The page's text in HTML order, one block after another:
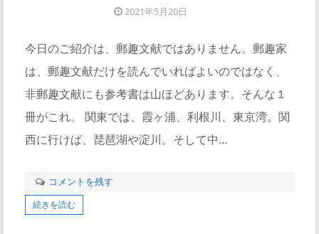
2021年5月20日
今日のご紹介は、郵趣文献ではありません。郵趣家
は、郵趣文献だけを読んでいればよいのではなく、
非郵趣文献にも参考書は山ほどあります。そんな１
冊がこれ。 関東では、霞ヶ浦、利根川、東京湾。関
西に行けば、琵琶湖や淀川。そして中…
コメントを残す
続きを読む